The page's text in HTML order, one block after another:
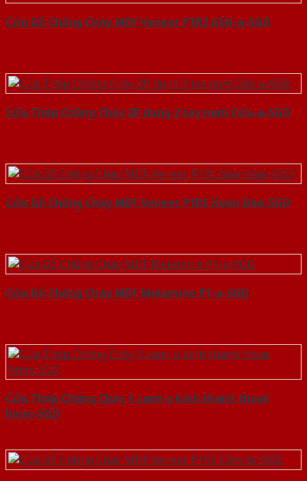
Cửa Gỗ Chống Cháy MDF Veneer P1R2 ASH-a-SGD
Cửa Thép Chống Cháy 2P dung 2 tay nam Cửa-a-SGD
Cửa Gỗ Chống Cháy MDF Veneer P1R5 Xoan Đào-SGD
Cửa Gỗ Chống Cháy MDF Melamine P1-a-SGD
Cửa Thép Chống Cháy 1 canh o kinh thanh thoat
hiem-SGD